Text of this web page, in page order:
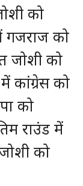
को
गजराज को
जोशी को
कांग्रेस को
को
राउंड में
को